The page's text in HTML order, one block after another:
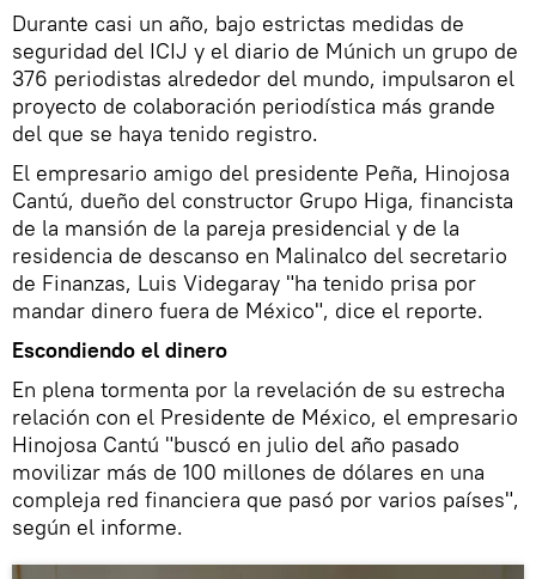
Durante casi un año, bajo estrictas medidas de
seguridad del ICIJ y el diario de Múnich un grupo de
376 periodistas alrededor del mundo, impulsaron el
proyecto de colaboración periodística más grande
del que se haya tenido registro.
El empresario amigo del presidente Peña, Hinojosa
Cantú, dueño del constructor Grupo Higa, financista
de la mansión de la pareja presidencial y de la
residencia de descanso en Malinalco del secretario
de Finanzas, Luis Videgaray "ha tenido prisa por
mandar dinero fuera de México", dice el reporte.
Escondiendo el dinero
En plena tormenta por la revelación de su estrecha
relación con el Presidente de México, el empresario
Hinojosa Cantú "buscó en julio del año pasado
movilizar más de 100 millones de dólares en una
compleja red financiera que pasó por varios países",
según el informe.